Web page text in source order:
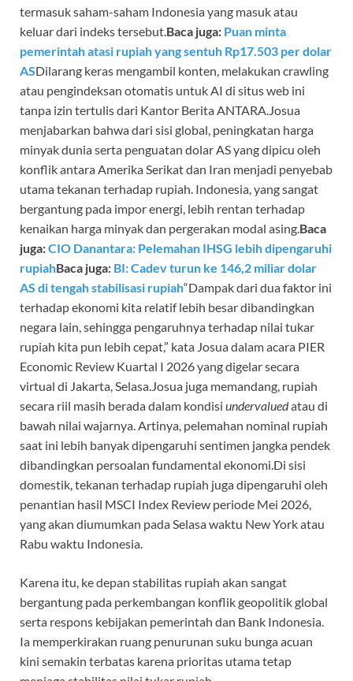
termasuk saham-saham Indonesia yang masuk atau
keluar dari indeks tersebut. Baca juga: Puan minta
pemerintah atasi rupiah yang sentuh Rp17.503 per dolar
ASDilarang keras mengambil konten, melakukan crawling
atau pengindeksan otomatis untuk AI di situs web ini
tanpa izin tertulis dari Kantor Berita ANTARA.Josua
menjabarkan bahwa dari sisi global, peningkatan harga
minyak dunia serta penguatan dolar AS yang dipicu oleh
konflik antara Amerika Serikat dan Iran menjadi penyebab
utama tekanan terhadap rupiah. Indonesia, yang sangat
bergantung pada impor energi, lebih rentan terhadap
kenaikan harga minyak dan pergerakan modal asing. Baca
juga:CIO Danantara: Pelemahan IHSG lebih dipengaruhi
rupiahBaca juga: BI: Cadev turun ke 146,2 miliar dolar
AS di tengah stabilisasi rupiah“Dampak dari dua faktor ini
terhadap ekonomi kita relatif lebih besar dibandingkan
negara lain, sehingga pengaruhnya terhadap nilai tukar
rupiah kita pun lebih cepat,” kata Josua dalam acara PIER
Economic Review Kuartal I 2026 yang digelar secara
virtual di Jakarta, Selasa.Josua juga memandang, rupiah
secara riil masih berada dalam kondisi undervaluedatau di
bawah nilai wajarnya. Artinya, pelemahan nominal rupiah
saat ini lebih banyak dipengaruhi sentimen jangka pendek
dibandingkan persoalan fundamental ekonomi.Di sisi
domestik, tekanan terhadap rupiah juga dipengaruhi oleh
penantian hasil MSCI Index Review periode Mei 2026,
yang akan diumumkan pada Selasa waktu New York atau
Rabu waktu Indonesia.
Karena itu, ke depan stabilitas rupiah akan sangat
bergantung pada perkembangan konflik geopolitik global
serta respons kebijakan pemerintah dan Bank Indonesia.
Ia memperkirakan ruang penurunan suku bunga acuan
kini semakin terbatas karena prioritas utama tetap